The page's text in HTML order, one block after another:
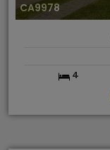
CA9978
4